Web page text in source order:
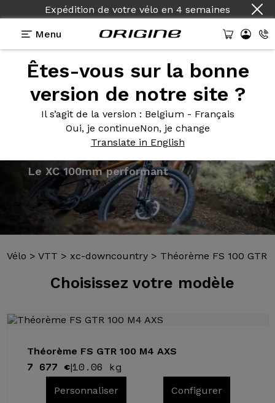
Expédition de votre vélo en 4 semaines
Menu
Êtes-vous sur la bonne
version de notre site ?
Il s’agit de la version : Belgium - Français
Oui, je continueNon, je change
Translate in English
Modèles
Vélo >VTT > xc-downcountry > Théorème FS 100 GTR
Choisissez votre modèle
Théorème FS GTR 100 M4 AXS
7 677 €|10.06 kg
Personnaliser Configurer